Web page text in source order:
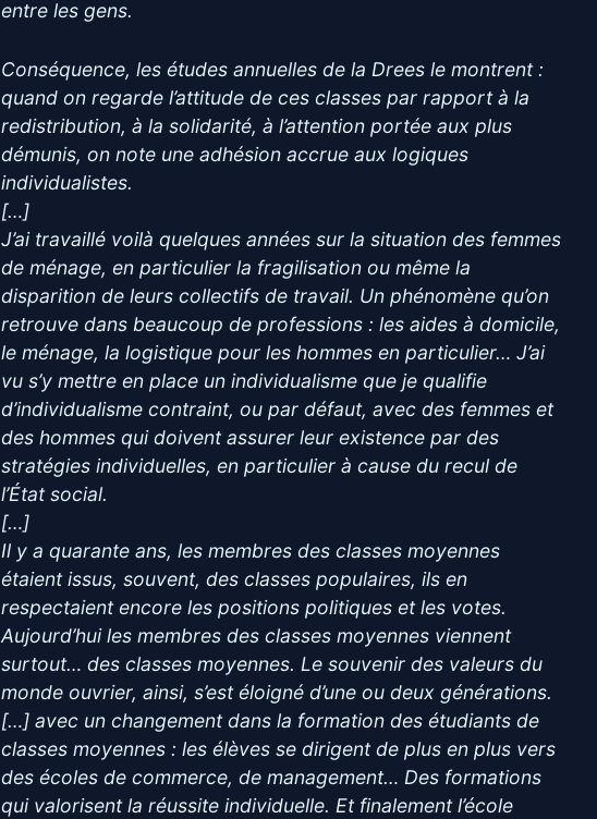
entre les gens.
Conséquence, les études annuelles de la Drees le montrent :
quand on regarde l’attitude de ces classes par rapport à la
redistribution, à la solidarité, à l’attention portée aux plus
démunis, on note une adhésion accrue aux logiques
individualistes.
[…]
J’ai travaillé voilà quelques années sur la situation des femmes
de ménage, en particulier la fragilisation ou même la
disparition de leurs collectifs de travail. Un phénomène qu’on
retrouve dans beaucoup de professions : les aides à domicile,
le ménage, la logistique pour les hommes en particulier… J’ai
vu s’y mettre en place un individualisme que je qualifie
d’individualisme contraint, ou par défaut, avec des femmes et
des hommes qui doivent assurer leur existence par des
stratégies individuelles, en particulier à cause du recul de
l’État social.
[…]
Il y a quarante ans, les membres des classes moyennes
étaient issus, souvent, des classes populaires, ils en
respectaient encore les positions politiques et les votes.
Aujourd’hui les membres des classes moyennes viennent
surtout… des classes moyennes. Le souvenir des valeurs du
monde ouvrier, ainsi, s’est éloigné d’une ou deux générations.
[…] avec un changement dans la formation des étudiants de
classes moyennes : les élèves se dirigent de plus en plus vers
des écoles de commerce, de management… Des formations
qui valorisent la réussite individuelle. Et finalement l’école